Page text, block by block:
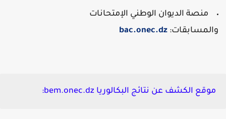
منصة الديوان الوطني الإمتحانات
bac.onec.dz
موقع الكشف عن نتائج البكالوريا bem.onec.dz: